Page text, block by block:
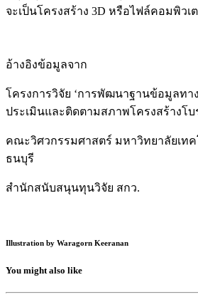
จะเป็นโครงสร้าง 3D หรือไฟล์คอมพิวเ
อ้างอิงข้อมูลจาก
โครงการวิจัย ‘การพัฒนาฐานข้อมูลทา
ประเมินและติดตามสภาพโครงสร้างโ
คณะวิศวกรรมศาสตร์ มหาวิทยาลัยเทค
ธนบุรี
สำนักสนับสนุนทุนวิจัย สกว.
Illustration by Waragorn Keeranan
You might also like